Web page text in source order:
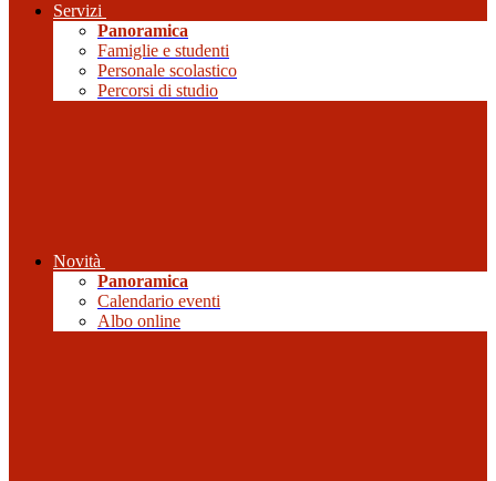
Servizi
Panoramica
Famiglie e studenti
Personale scolastico
Percorsi di studio
Novità
Panoramica
Calendario eventi
Albo online